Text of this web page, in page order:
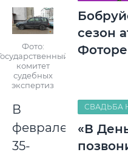
Фото:
комитет
судебных
экспертиз
В
феврале
35-
сезон
СВАДЬБА
«В